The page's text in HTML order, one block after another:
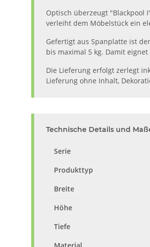
Optisch überzeugt "Blackpool
verleiht dem Möbelstück ein
Gefertigt aus Spanplatte ist
bis maximal 5 kg. Damit
Die Lieferung erfolgt zerlegt
Lieferung ohne Inhalt,
Technische Details und
Serie
Produkttyp
Breite
Höhe
Tiefe
Material